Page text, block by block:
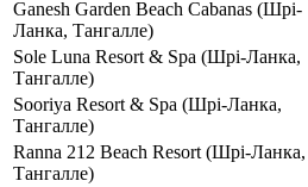
Ganesh Garden Beach Cabanas (Шрі-
Ланка, Тангалле)
Sole Luna Resort & Spa (Шрі-Ланка,
Тангалле)
Sooriya Resort & Spa (Шрі-Ланка,
Тангалле)
Ranna 212 Beach Resort (Шрі-Ланка,
Тангалле)